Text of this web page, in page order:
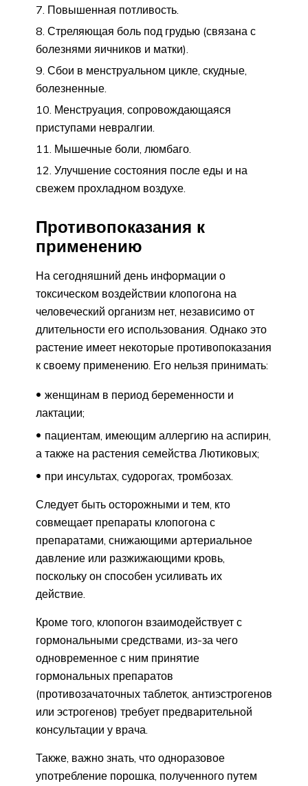
Повышенная потливость.
Стреляющая боль под грудью (связана с
болезнями яичников и матки).
Сбои в менструальном цикле, скудные,
болезненные.
Менструация, сопровождающаяся
приступами невралгии.
Мышечные боли, люмбаго.
Улучшение состояния после еды и на
свежем прохладном воздухе.
Противопоказания к
применению
На сегодняшний день информации о
токсическом воздействии клопогона на
человеческий организм нет, независимо от
длительности его использования. Однако это
растение имеет некоторые противопоказания
к своему применению. Его нельзя принимать:
женщинам в период беременности и
лактации;
пациентам, имеющим аллергию на аспирин,
а также на растения семейства Лютиковых;
при инсультах, судорогах, тромбозах.
Следует быть осторожными и тем, кто
совмещает препараты клопогона с
препаратами, снижающими артериальное
давление или разжижающими кровь,
поскольку он способен усиливать их
действие.
Кроме того, клопогон взаимодействует с
гормональными средствами, из-за чего
одновременное с ним принятие
гормональных препаратов
(противозачаточных таблеток, антиэстрогенов
или эстрогенов) требует предварительной
консультации у врача.
Также, важно знать, что одноразовое
употребление порошка, полученного путем